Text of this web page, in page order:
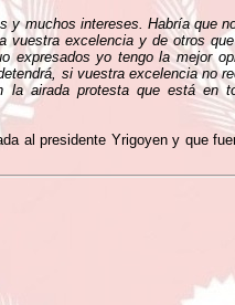
muchos intereses. Habría que
excelencia y de otros
expresados yo tengo la mejor
si vuestra excelencia no
airada protesta que está en
al presidente Yrigoyen y que